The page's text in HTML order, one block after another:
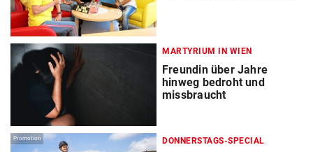
MARTYRIUM IN WIEN
Freundin über Jahre
hinweg bedroht und
missbraucht
Promotion DONNERSTAGS-SPECIAL